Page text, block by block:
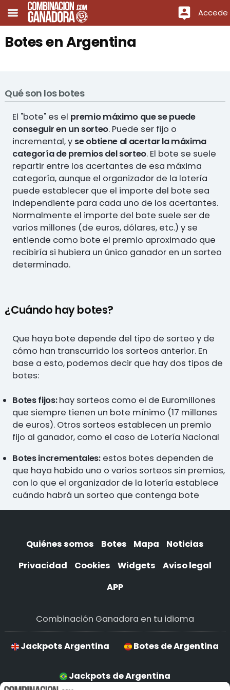
Accede
Botes en Argentina
Qué son los botes
El "bote" es el premio máximo que se puede
conseguir en un sorteo. Puede ser fijo o
incremental, y se obtiene al acertar la máxima
categoría de premios del sorteo. El bote se suele
repartir entre los acertantes de esa máxima
categoría, aunque el organizador de la lotería
puede establecer que el importe del bote sea
independiente para cada uno de los acertantes.
Normalmente el importe del bote suele ser de
varios millones (de euros, dólares, etc.) y se
entiende como bote el premio aproximado que
recibiría si hubiera un único ganador en un sorteo
determinado.
¿Cuándo hay botes?
Que haya bote depende del tipo de sorteo y de
cómo han transcurrido los sorteos anterior. En
base a esto, podemos decir que hay dos tipos de
botes:
Botes fijos:hay sorteos como el de Euromillones
que siempre tienen un bote mínimo (17 millones
de euros). Otros sorteos establecen un premio
fijo al ganador, como el caso de Lotería Nacional
Botes incrementales:estos botes dependen de
que haya habido uno o varios sorteos sin premios,
con lo que el organizador de la lotería establece
cuándo habrá un sorteo que contenga bote
Quiénes somos Botes Mapa
Noticias
Privacidad
Cookies Widgets
Aviso legal
APP
Combinación Ganadora en tu idioma
Jackpots Argentina Botes de Argentina
Jackpots de Argentina